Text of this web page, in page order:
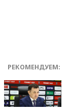
РЕКОМЕНДУЕМ: